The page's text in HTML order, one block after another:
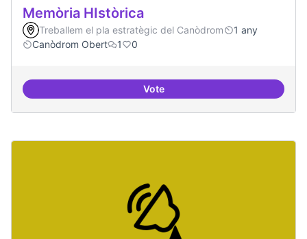
Memòria HIstòrica
Treballem el pla estratègic del Canòdrom
1 any
Canòdrom Obert
1 0
VoteMemòria HIstòrica